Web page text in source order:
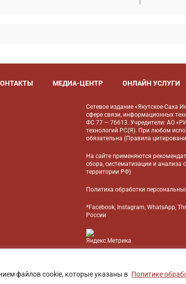
файлов cookie, которые указаны в Политике
МЕДИА-ЦЕНТР ОНЛАЙН УСЛУГИ
Сетевое издание «Якутское-Саха
сфере связи, информационных
ФС 77 — 76613. Учредители: АО
технологий РС(Я). При любом
обязательна (Правила
На сайте применяются
сбора, систематизации и анализа
территории РФ)
Политика обработки
*Facebook, Instagram, WhatsApp,
России
ФОТОБАНК